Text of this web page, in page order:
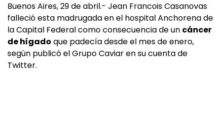
Buenos Aires, 29 de abril.- Jean Francois Casanovas
falleció esta madrugada en el hospital Anchorena de
la Capital Federal como consecuencia de un cáncer
de hígado que padecía desde el mes de enero,
según publicó el Grupo Caviar en su cuenta de
Twitter.